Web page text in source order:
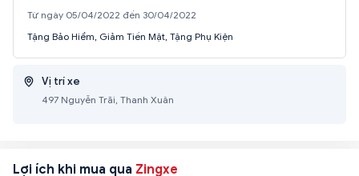
Từ ngày 05/04/2022 đến 30/04/2022
Tặng Bảo Hiểm, Giảm Tiền Mặt, Tặng Phụ Kiện
Vị trí xe
497 Nguyễn Trãi, Thanh Xuân
Lợi ích khi mua qua Zingxe